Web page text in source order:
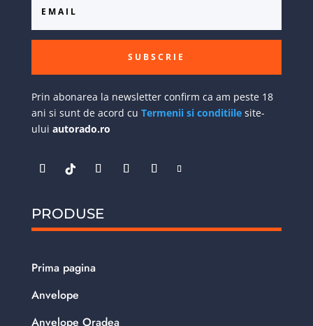
SUBSCRIE
Prin abonarea la newsletter confirm ca am peste 18
ani si sunt de acord cu Termenii si conditiilesite-
ului autorado.ro
PRODUSE
Prima pagina
Anvelope
Anvelope Oradea